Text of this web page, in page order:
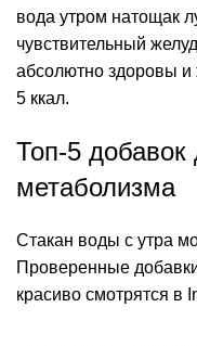
вода утром натощак
чувствительный
абсолютно здоровы и
5 ккал.
Топ-5 добавок
метаболизма
Стакан воды с утра
Проверенные
красиво смотрятся в